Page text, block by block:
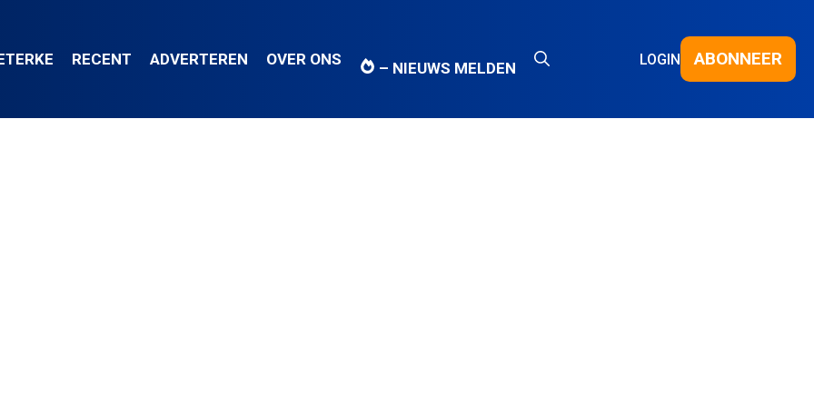
RECENT ADVERTEREN OVER ONS – NIEUWS MELDEN LOGIN ABONNEER